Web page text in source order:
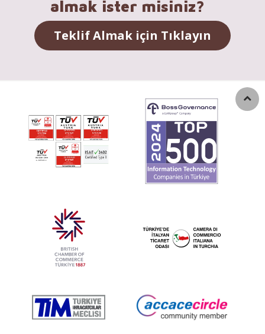
almak ister misiniz?
Teklif Almak için Tıklayın